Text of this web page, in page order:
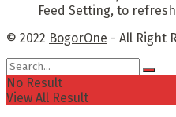
Feed Setting, to
© 2022 BogorOne - All Right
No Result
View All Result